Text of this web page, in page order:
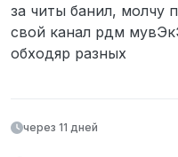
за читы банил, молчу
свой канал рдм
обходяр разных
через 11 дней